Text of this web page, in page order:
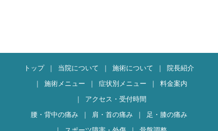
私も昼休憩中に時間があると
きはEMSをあてたりしてお
山男風というフレー
ズ・・・・・
トップ 当院について 施術について
院長紹介
施術メニュー
症状別メニュー
料金案内
アクセス・受付時間
腰・背中の痛み
肩・首の痛み
足・膝の痛み